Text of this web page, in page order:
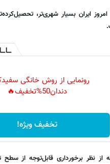
ایران بسیار شهری‌تر،
رونمایی از روش خانگی
دندان50%تخفیف🔥
تخفیف ویژه!
نظر برخورداری قابل‌توجه از سطح